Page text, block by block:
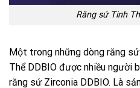
Răng sứ Tinh
Một trong những dòng răng
Thể DDBIO được nhiều người
răng sứ Zirconia DDBIO. Là